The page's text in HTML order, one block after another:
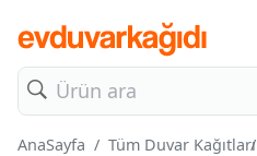
AnaSayfa Tüm Duvar Kağıtları